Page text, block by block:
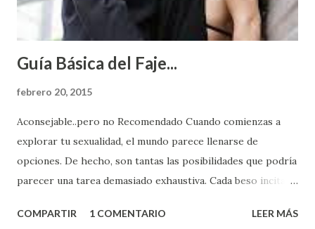
Guía Básica del Faje...
febrero 20, 2015
Aconsejable..pero no Recomendado Cuando comienzas a
explorar tu sexualidad, el mundo parece llenarse de
opciones. De hecho, son tantas las posibilidades que podría
parecer una tarea demasiado exhaustiva. Cada beso incita
partes de ti que jamás hubieras imaginado. El problema es
COMPARTIR 1 COMENTARIO LEER MÁS